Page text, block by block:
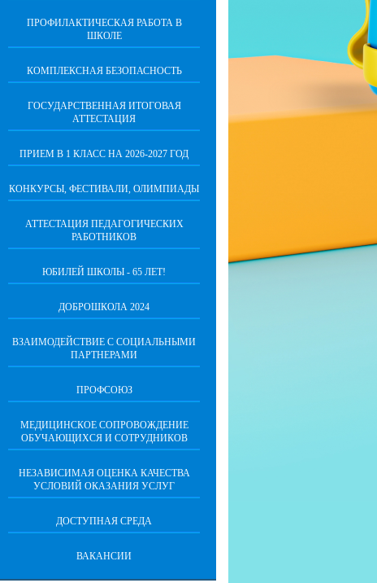
ПРОФИЛАКТИЧЕСКАЯ РАБОТА В
ШКОЛЕ
КОМПЛЕКСНАЯ БЕЗОПАСНОСТЬ
ГОСУДАРСТВЕННАЯ ИТОГОВАЯ
АТТЕСТАЦИЯ
ПРИЕМ В 1 КЛАСС НА 2026-2027 ГОД
КОНКУРСЫ, ФЕСТИВАЛИ, ОЛИМПИАДЫ
АТТЕСТАЦИЯ ПЕДАГОГИЧЕСКИХ
РАБОТНИКОВ
ЮБИЛЕЙ ШКОЛЫ - 65 ЛЕТ!
ДОБРОШКОЛА 2024
ВЗАИМОДЕЙСТВИЕ С СОЦИАЛЬНЫМИ
ПАРТНЕРАМИ
ПРОФСОЮЗ
МЕДИЦИНСКОЕ СОПРОВОЖДЕНИЕ
ОБУЧАЮЩИХСЯ И СОТРУДНИКОВ
НЕЗАВИСИМАЯ ОЦЕНКА КАЧЕСТВА
УСЛОВИЙ ОКАЗАНИЯ УСЛУГ
ДОСТУПНАЯ СРЕДА
ВАКАНСИИ